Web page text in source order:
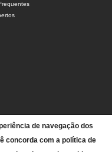
de navegação dos
concorda com a política de